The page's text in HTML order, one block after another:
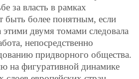
за власть в рамках
быть более понятным, если
этими двумя томами следовала
непосредственно
придворного общества.
на фигуративной динамике